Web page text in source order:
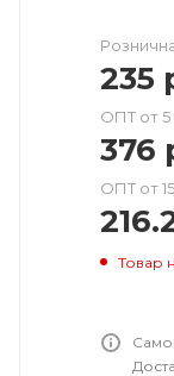
235
ОПТ от 5
376
ОПТ от
Товар